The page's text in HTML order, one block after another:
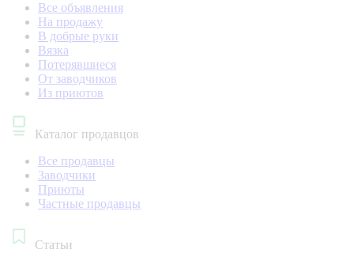
Все объявления
На продажу
В добрые руки
Вязка
Потерявшиеся
От заводчиков
Из приютов
Каталог продавцов
Все продавцы
Заводчики
Приюты
Частные продавцы
Статьи